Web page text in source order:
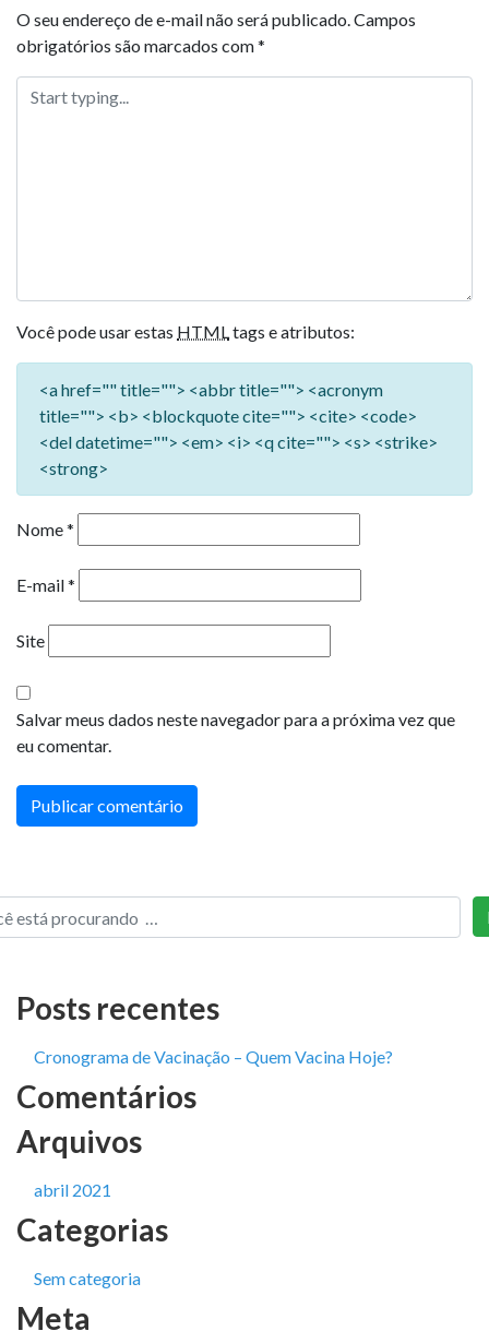
O seu endereço de e-mail não será publicado.Campos
obrigatórios são marcados com*
Você pode usar estas HTMLtags e atributos:
<a href="" title=""> <abbr title=""> <acronym
title=""> <b> <blockquote cite=""> <cite> <code>
<del datetime=""> <em> <i> <q cite=""> <s> <strike>
<strong>
Nome*
E-mail*
Site
Salvar meus dados neste navegador para a próxima vez que
eu comentar.
Posts recentes
Cronograma de Vacinação – Quem Vacina Hoje?
Comentários
Arquivos
abril 2021
Categorias
Sem categoria
Meta